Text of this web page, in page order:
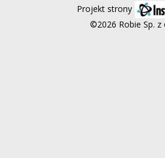
Projekt strony
©2026 Robie Sp. z